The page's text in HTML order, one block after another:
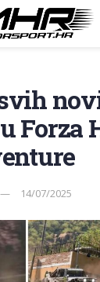
Forza
14/07/2025